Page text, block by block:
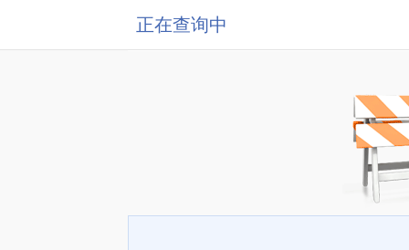
正在查询中